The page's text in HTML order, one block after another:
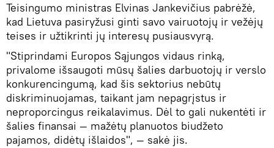
Teisingumo ministras Elvinas Jankevičius pabrėžė,
kad Lietuva pasiryžusi ginti savo vairuotojų ir vežėjų
teises ir užtikrinti jų interesų pusiausvyrą.
"Stiprindami Europos Sąjungos vidaus rinką,
privalome išsaugoti mūsų šalies darbuotojų ir verslo
konkurencingumą, kad šis sektorius nebūtų
diskriminuojamas, taikant jam nepagrįstus ir
neproporcingus reikalavimus. Dėl to gali nukentėti ir
šalies finansai — mažėtų planuotos biudžeto
pajamos, didėtų išlaidos", — sakė jis.